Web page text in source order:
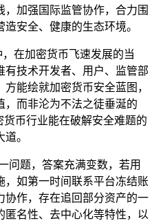
，加强国际监管协作，合力围
安全、健康的生态环境。
在加密货币飞速发展的当
技术开发者、用户、监管部
能绘就加密货币安全蓝图，
，而非沦为不法之徒垂涎的
币行业能在破解安全难题的
。
问题，答案充满变数，若用
，如第一时间联系平台冻结账
协作，存在追回部分资产的一
名性、去中心化等特性，以